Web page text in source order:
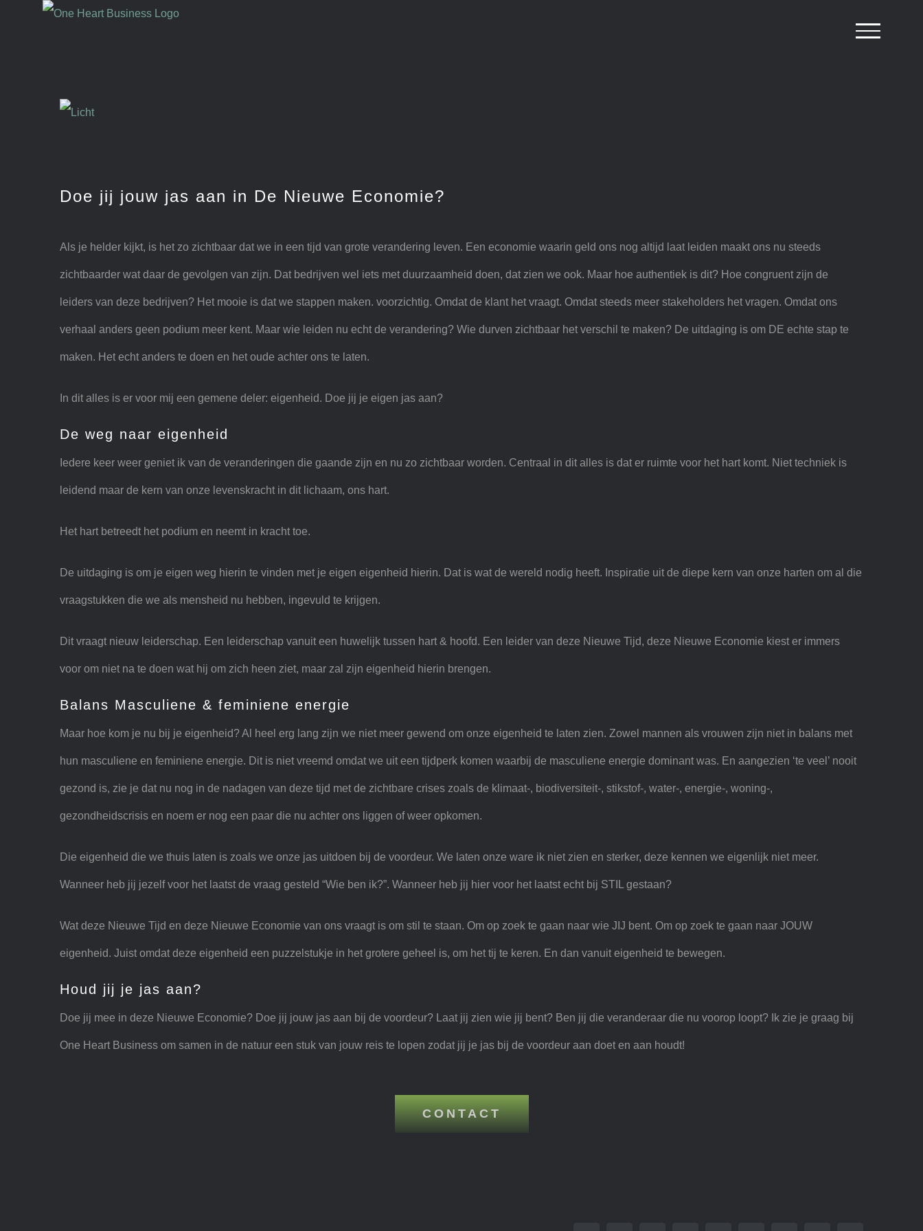
View
Doe jij jouw jas aan in De Nieuwe Economie?
Als je helder kijkt, is het zo zichtbaar dat we in een tijd van grote verandering leven. Een economie waarin geld ons nog altijd laat leiden maakt ons nu steeds
zichtbaarder wat daar de gevolgen van zijn. Dat bedrijven wel iets met duurzaamheid doen, dat zien we ook. Maar hoe authentiek is dit? Hoe congruent zijn de
leiders van deze bedrijven? Het mooie is dat we stappen maken. voorzichtig. Omdat de klant het vraagt. Omdat steeds meer stakeholders het vragen. Omdat ons
verhaal anders geen podium meer kent. Maar wie leiden nu echt de verandering? Wie durven zichtbaar het verschil te maken? De uitdaging is om DE echte stap te
maken. Het echt anders te doen en het oude achter ons te laten.
In dit alles is er voor mij een gemene deler: eigenheid. Doe jij je eigen jas aan?
De weg naar eigenheid
Iedere keer weer geniet ik van de veranderingen die gaande zijn en nu zo zichtbaar worden. Centraal in dit alles is dat er ruimte voor het hart komt. Niet techniek is
leidend maar de kern van onze levenskracht in dit lichaam, ons hart.
Het hart betreedt het podium en neemt in kracht toe.
De uitdaging is om je eigen weg hierin te vinden met je eigen eigenheid hierin. Dat is wat de wereld nodig heeft. Inspiratie uit de diepe kern van onze harten om al die
vraagstukken die we als mensheid nu hebben, ingevuld te krijgen.
Dit vraagt nieuw leiderschap. Een leiderschap vanuit een huwelijk tussen hart & hoofd. Een leider van deze Nieuwe Tijd, deze Nieuwe Economie kiest er immers
voor om niet na te doen wat hij om zich heen ziet, maar zal zijn eigenheid hierin brengen.
Balans Masculiene & feminiene energie
Maar hoe kom je nu bij je eigenheid? Al heel erg lang zijn we niet meer gewend om onze eigenheid te laten zien. Zowel mannen als vrouwen zijn niet in balans met
hun masculiene en feminiene energie. Dit is niet vreemd omdat we uit een tijdperk komen waarbij de masculiene energie dominant was. En aangezien ‘te veel’ nooit
gezond is, zie je dat nu nog in de nadagen van deze tijd met de zichtbare crises zoals de klimaat-, biodiversiteit-, stikstof-, water-, energie-, woning-,
gezondheidscrisis en noem er nog een paar die nu achter ons liggen of weer opkomen.
Die eigenheid die we thuis laten is zoals we onze jas uitdoen bij de voordeur. We laten onze ware ik niet zien en sterker, deze kennen we eigenlijk niet meer.
Wanneer heb jij jezelf voor het laatst de vraag gesteld “Wie ben ik?”. Wanneer heb jij hier voor het laatst echt bij STIL gestaan?
Wat deze Nieuwe Tijd en deze Nieuwe Economie van ons vraagt is om stil te staan. Om op zoek te gaan naar wie JIJ bent. Om op zoek te gaan naar JOUW
eigenheid. Juist omdat deze eigenheid een puzzelstukje in het grotere geheel is, om het tij te keren. En dan vanuit eigenheid te bewegen.
Houd jij je jas aan?
Doe jij mee in deze Nieuwe Economie? Doe jij jouw jas aan bij de voordeur? Laat jij zien wie jij bent? Ben jij die veranderaar die nu voorop loopt? Ik zie je graag bij
One Heart Business om samen in de natuur een stuk van jouw reis te lopen zodat jij je jas bij de voordeur aan doet en aan houdt!
CONTACT